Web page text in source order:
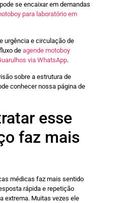
se encaixar em demandas
para laboratório em
urgência e circulação de
de agende motoboy
via WhatsApp.
sobre a estrutura de
conhecer nossa página de
esse
faz mais
médicas faz mais sentido
rápida e repetição
extrema. Muitas vezes ele